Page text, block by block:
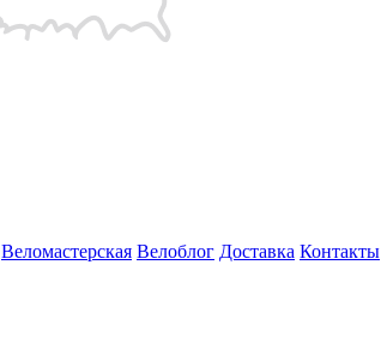
Веломастерская Велоблог Доставка Контакты